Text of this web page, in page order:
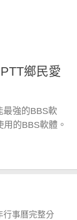
鄉民愛
最強的BBS軟
的BBS軟體。
行事曆完整分